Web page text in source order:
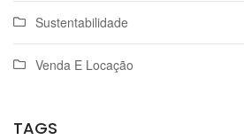
Sustentabilidade
Venda E Locação
TAGS